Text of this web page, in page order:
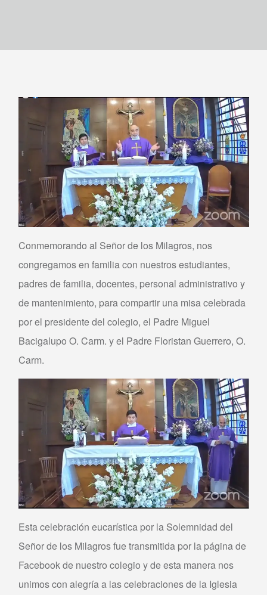
Conmemorando al Señor de los Milagros, nos
congregamos en familia con nuestros estudiantes,
padres de familia, docentes, personal administrativo y
de mantenimiento, para compartir una misa celebrada
por el presidente del colegio, el Padre Miguel
Bacigalupo O. Carm. y el Padre Floristan Guerrero, O.
Carm.
Esta celebración eucarística por la Solemnidad del
Señor de los Milagros fue transmitida por la página de
Facebook de nuestro colegio y de esta manera nos
unimos con alegría a las celebraciones de la Iglesia